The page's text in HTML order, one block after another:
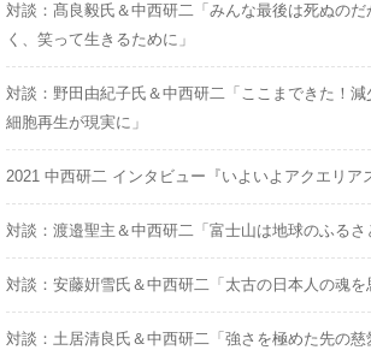
f
o
r
:
対談：髙良毅氏＆中西研二「みんな最後は死ぬの
く、笑って生きるために」
対談：野田由紀子氏＆中西研二「ここまできた！減
細胞再生が現実に」
2021 中西研二 インタビュー『いよいよアクエリア
対談：渡邉聖主＆中西研二「富士山は地球のふるさ
対談：安藤姸雪氏＆中西研二「太古の日本人の魂を
対談：土居清良氏＆中西研二「強さを極めた先の慈